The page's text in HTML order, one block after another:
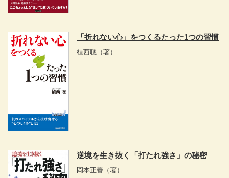
「折れない心」をつくるたった1つの習慣
植西聰 （著）
逆境を生き抜く「打たれ強さ」の秘密
岡本正善 （著）